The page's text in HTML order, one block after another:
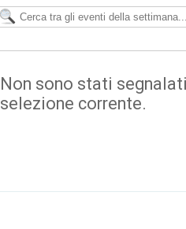
Non sono stati
selezione corrente.